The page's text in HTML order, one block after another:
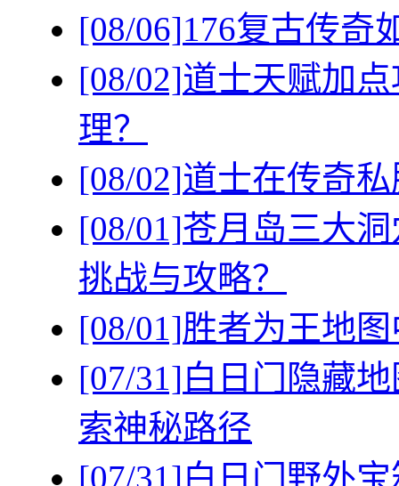
[08/06]176复古传奇
[08/02]道士天赋加
理？
[08/02]道士在传奇
[08/01]苍月岛三大
挑战与攻略？
[08/01]胜者为王地
[07/31]白日门隐藏
索神秘路径
[07/31]白日门野外